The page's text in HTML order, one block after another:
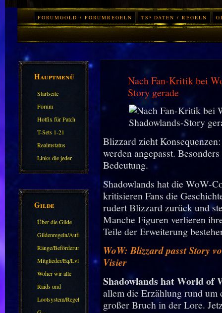
FORUMGOLD / FORUMREGELN TS³ DATEN / REGELN
Hauptmenü
Startseite
Forum
Hotfix für Patch
11.X
T-Sets 1-21
Realmstatus
Links die jeder
kennen sollte?!
Gilde
Über die Gilde
(DAW)
Gildenregeln/Aufnahme
Ränge/Beförderungen
Mitglieder/Eq/Lvl
Woher wir alle
kommen.
Raids und
Zubehör
Lootsystem/Regeln
Nach Fan-Kritik bei
Story gerade
Blizzard zieht
werden angepasst.
Bedeutung.
Shadowlands hat die WoW-
kritisieren Fans die
rudert Blizzard zurück und
Manche Figuren verlieren
Teile der Erweiterung
WoW: Blizzard passt Story
Visier
Shadowlands hat World
allem die Erzählung rund um
großer Bruch in der Lore.